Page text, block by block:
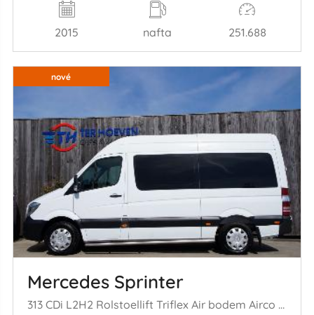
2015 nafta 251.688
nové
Mercedes Sprinter
313 CDi L2H2 Rolstoellift Triflex Air bodem Airco 95KW Euro 6